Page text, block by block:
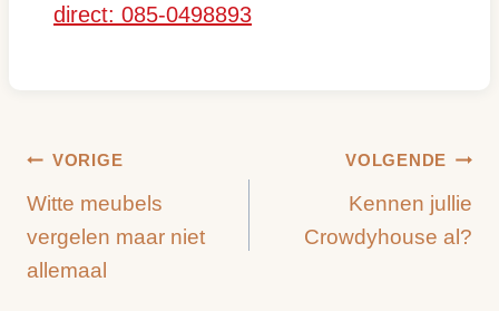
direct: 085-0498893
Bericht
navigatie
VORIGE
Witte meubels
vergelen maar niet
allemaal
VOLGENDE
Kennen jullie
Crowdyhouse al?